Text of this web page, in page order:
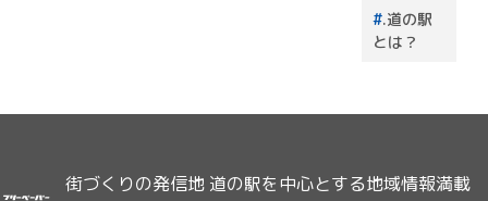
.道の駅
とは？
街づくりの発信地 道の駅を中心とする地域情報満載